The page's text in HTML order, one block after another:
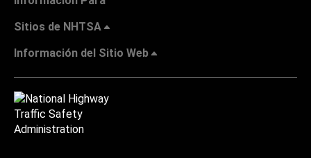
Sitios de NHTSA
Información del Sitio Web